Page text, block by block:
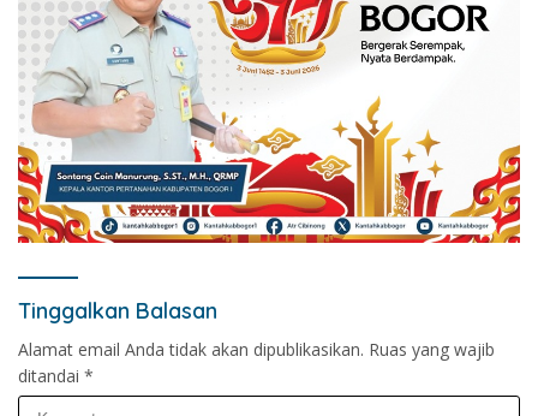
Tinggalkan Balasan
Alamat email Anda tidak akan dipublikasikan. Ruas yang wajib
ditandai *